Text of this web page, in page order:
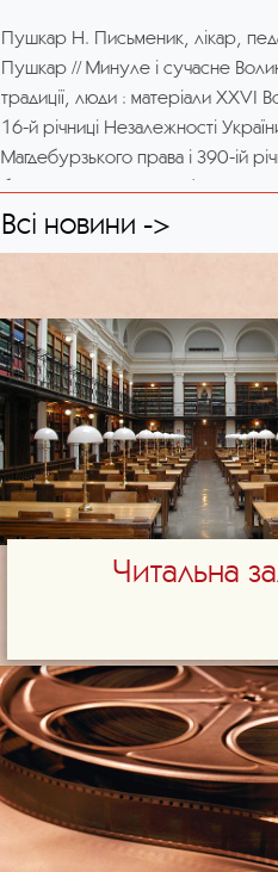
Пушкар Н. Письменик, лікар,
Пушкар // Минуле і сучасне
традиції, люди : матеріали XXVI
16-й річниці Незалежності
Магдебурзького права і 390-ій
братства, м. Луцьк, 9–10
208–211.
Всі новини ->
Читальна